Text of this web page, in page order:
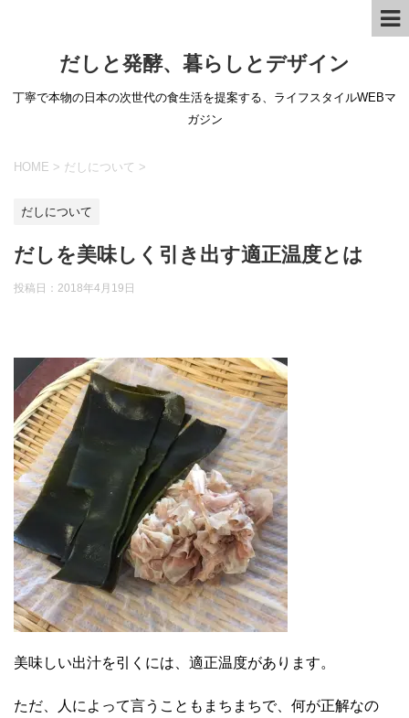
だしと発酵、暮らしとデザイン
丁寧で本物の日本の次世代の食生活を提案する、ライフスタイルWEBマ
ガジン
HOME > だしについて >
だしについて
だしを美味しく引き出す適正温度とは
投稿日： 2018年4月19日
美味しい出汁を引くには、適正温度があります。
ただ、人によって言うこともまちまちで、何が正解なの